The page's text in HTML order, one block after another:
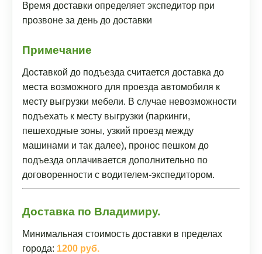
Время доставки определяет экспедитор при
прозвоне за день до доставки
Примечание
Доставкой до подъезда считается доставка до
места возможного для проезда автомобиля к
месту выгрузки мебели. В случае невозможности
подъехать к месту выгрузки (паркинги,
пешеходные зоны, узкий проезд между
машинами и так далее), пронос пешком до
подъезда оплачивается дополнительно по
договоренности с водителем-экспедитором.
Доставка по Владимиру.
Минимальная стоимость доставки в пределах
города: 1200 руб.